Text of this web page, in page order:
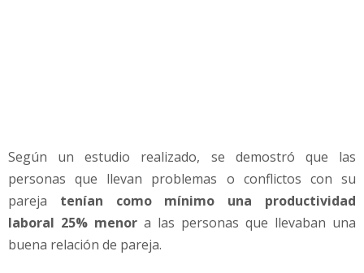
r
o
d
u
c
t
Según un estudio realizado, se demostró que las
personas que llevan problemas o conflictos con su
pareja tenían como mínimo una productividad
laboral 25% menor a las personas que llevaban una
buena relación de pareja.